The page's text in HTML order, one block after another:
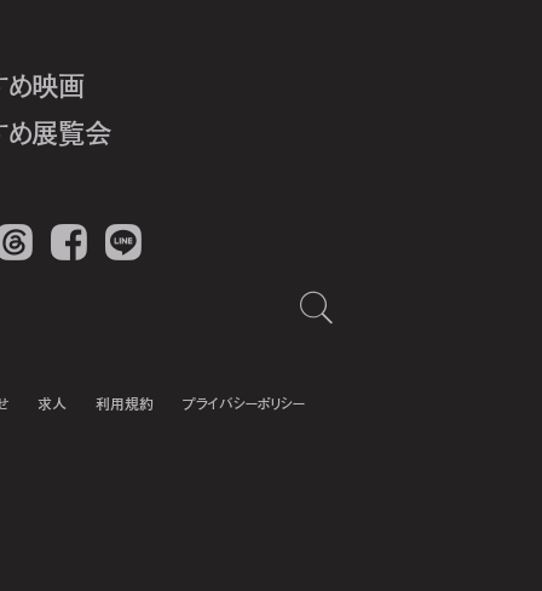
映画
展覧会
Facebook LINE
求人 利用規約 プライバシーポリシー